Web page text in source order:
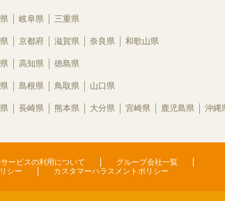
岐阜県 三重県
京都府 滋賀県 奈良県 和歌山県
高知県 徳島県
島根県 鳥取県 山口県
長崎県 熊本県 大分県 宮崎県 鹿児島県 沖縄
ービスの利用について
グループ会社一覧
シー カスタマーハラスメントポリシー